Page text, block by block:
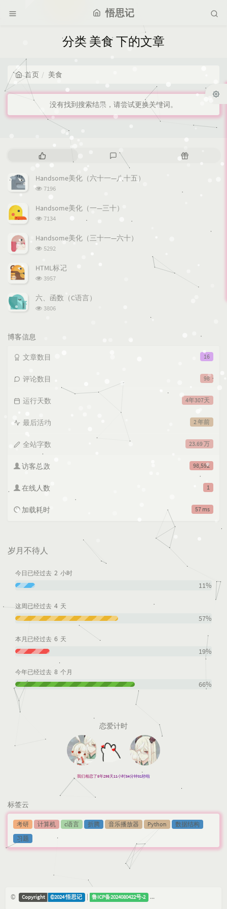
悟思记
分类 美食 下的文章
首页 美食
没有找到搜索结果，请尝试更换关键词。
热
门
文
章
最
评
论
随
Handsome美化（六十一—八十五）
浏
次
7196
Handsome美化（一—三十）
浏
次
7134
Handsome美化（三十一—六十）
浏
次
5292
HTML标记
浏
数:
3957
六、函数（C语言）
浏
3806
博客信息
16
文章数目
98
评论数目
4年307天
运行天数
2 年前
最后活动
23.69 万
全站字数
98,592
访客总数
1
在线人数
57 ms
加载耗时
岁月不待人
今日已经过去 2 小时
11%
这周已经过去 4 天
57%
本月已经过去 6 天
19%
今年已经过去 8 个月
66%
恋爱计时
我们相恋了5年295天11小时34分钟31秒啦
标签云
考研 计算机 c语言 折腾 音乐播放器 Python
数据结构
习题
© Copyright ©2024 悟思记 | 鲁ICP备2024080422号-2